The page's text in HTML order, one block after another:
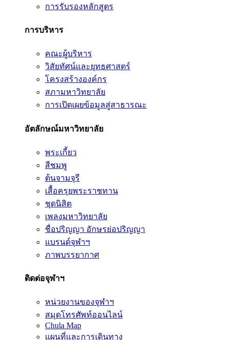
การรับรองหลักสูตร
การบริหาร
คณะผู้บริหาร
วิสัยทัศน์และยุทธศาสตร์
โครงสร้างองค์กร
สภามหาวิทยาลัย
การเปิดเผยข้อมูลสู่สาธารณะ
อัตลักษณ์มหาวิทยาลัย
พระเกี้ยว
สีชมพู
ต้นจามจุรี
เสื้อครุยพระราชทาน
ชุดนิสิต
เพลงมหาวิทยาลัย
ชื่อปริญญา อักษรย่อปริญญา
แบรนด์จุฬาฯ
ภาพบรรยากาศ
ติดต่อจุฬาฯ
หน่วยงานของจุฬาฯ
สมุดโทรศัพท์ออนไลน์
Chula Map
แผนที่และการเดินทาง